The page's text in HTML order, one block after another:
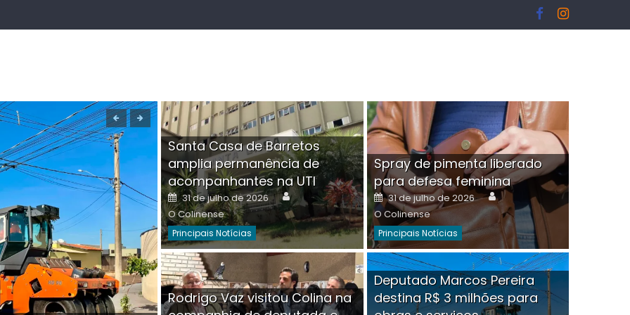
Boutique na Av. Ângelo Martins Tristão é
invadida por criminoso mascarado
Santa Casa de Barretos
amplia permanência de
acompanhantes na UTI
Posted
on
31 de julho de 2026 Author
O Colinense
Principais Notícias
Spray de pimenta liberado
para defesa feminina
Posted
on
31 de julho de 2026 Author
O Colinense
Principais Notícias
Rodrigo Vaz visitou Colina na
Deputado Marcos Pereira
destina R$ 3 milhões para